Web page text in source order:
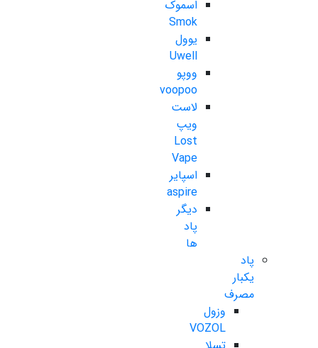
اسموک
Smok
یوول
Uwell
ووپو
voopoo
لاست
ویپ
Lost
Vape
اسپایر
aspire
دیگر
پاد
ها
پاد
یکبار
مصرف
وزول
VOZOL